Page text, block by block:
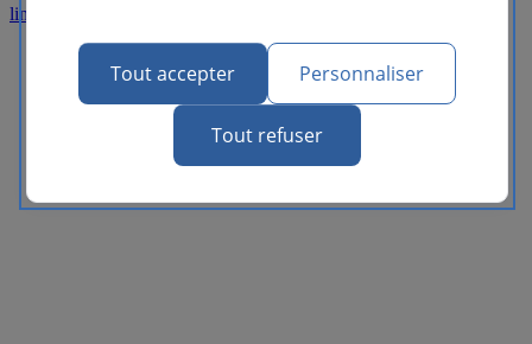
link
Tout accepter Personnaliser
Tout refuser